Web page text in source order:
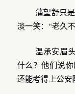
蒲望舒只
淡一笑：“老久
温承安眉
什么？他们说
还能考得上公安